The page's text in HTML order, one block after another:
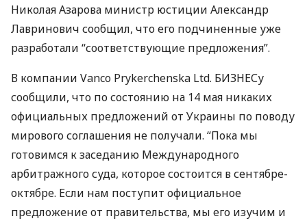
Николая Азарова министр юстиции Александр
Лавринович сообщил, что его подчиненные уже
разработали “соответствующие предложения”.
В компании Vanco Prykerchenska Ltd. БИЗНЕСу
сообщили, что по состоянию на 14 мая никаких
официальных предложений от Украины по поводу
мирового соглашения не получали. “Пока мы
готовимся к заседанию Международного
арбитражного суда, которое состоится в сентябре-
октябре. Если нам поступит официальное
предложение от правительства, мы его изучим и